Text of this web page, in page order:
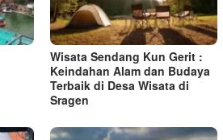
Wisata Sendang Kun Gerit :
Keindahan Alam dan Budaya
Terbaik di Desa Wisata di
Sragen